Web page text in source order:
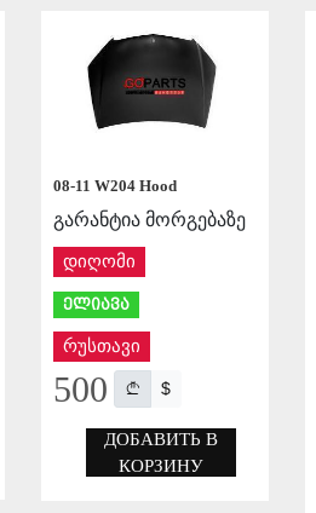
08-11 W204 Hood
გარანტია მორგებაზე
დიღომი
ელიავა
რუსთავი
500 $
ДОБАВИТЬ В
КОРЗИНУ